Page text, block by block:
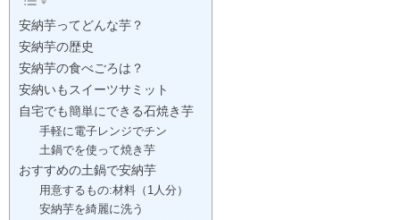
安納芋ってどんな芋？
安納芋の歴史
安納芋の食べごろは？
安納いもスイーツサミット
自宅でも簡単にできる石焼き芋
手軽に電子レンジでチン
土鍋でを使って焼き芋
おすすめの土鍋で安納芋
用意するもの:材料（1人分）
安納芋を綺麗に洗う